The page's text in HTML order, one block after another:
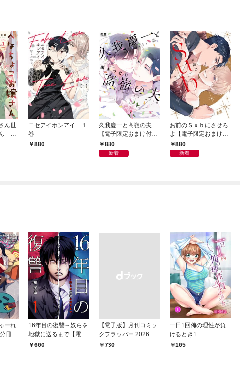
ん世
ん １
ニセアイホンアイ １
巻
880
久我慶一と高嶺の夫
【電子限定おまけ付
き】880
新着
お前のＳｕｂにさせろ
よ【電子限定おまけ付
き】880
新着
ーれ
冊
16年目の復讐～奴らを
地獄に送るまで【電子
単行本版】１
660
【電子版】月刊コミッ
クフラッパー 2026年9
月号
￥730
一日1回俺の理性が負
けるとき1
165